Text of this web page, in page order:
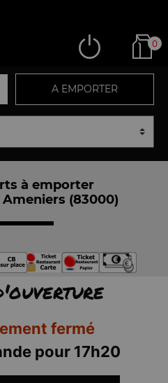
0
A EMPORTER
à emporter
(83000)
fermé
pour 17h20